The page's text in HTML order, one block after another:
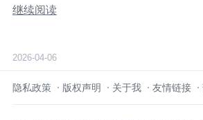
继续阅读
2026-04-06
隐私政策 版权声明 关于我 友情链接